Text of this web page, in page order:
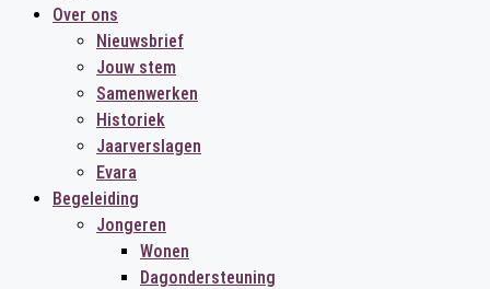
Over ons
Nieuwsbrief
Jouw stem
Samenwerken
Historiek
Jaarverslagen
Evara
Begeleiding
Jongeren
Wonen
Dagondersteuning